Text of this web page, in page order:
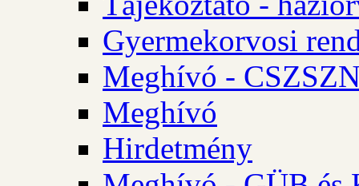
Gyermekorvosi
Meghívó -
Meghívó
Hirdetmény